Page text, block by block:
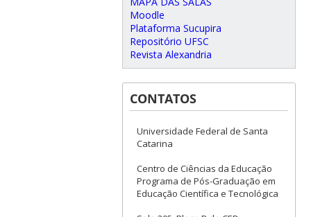
Moodle
Plataforma Sucupira
Repositório UFSC
Revista Alexandria
CONTATOS
Universidade Federal de Santa
Catarina
Centro de Ciências da Educação
Programa de Pós-Graduação em
Educação Científica e Tecnológica